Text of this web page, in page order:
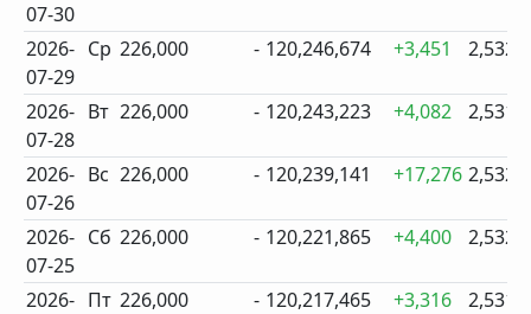
07-30
2026-
07-29
Ср 226,000 - 120,246,674 +3,451 2,532
2026-
07-28
Вт 226,000 - 120,243,223 +4,082 2,531
2026-
07-26
Вс 226,000 - 120,239,141 +17,276 2,532
2026-
07-25
Сб 226,000 - 120,221,865 +4,400 2,532
2026- Пт 226,000 - 120,217,465 +3,316 2,531